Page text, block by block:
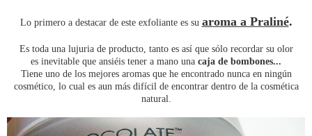
Lo primero a destacar de este exfoliante es su aroma a Praliné.
Es toda una lujuria de producto, tanto es así que sólo recordar su olor
es inevitable que ansiéis tener a mano una caja de bombones...
Tiene uno de los mejores aromas que he encontrado nunca en ningún
cosmético, lo cual es aun más difícil de encontrar dentro de la cosmética
natural.